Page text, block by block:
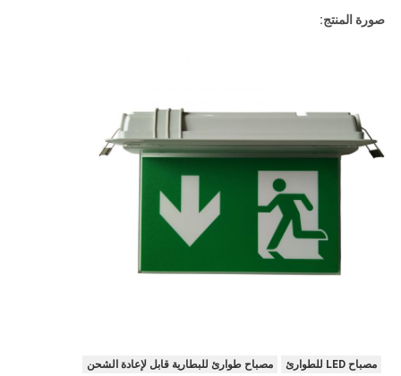
صورة المنتج:
مصباح LED للطوارئ
مصباح طوارئ للبطارية قابل لإعادة الشحن